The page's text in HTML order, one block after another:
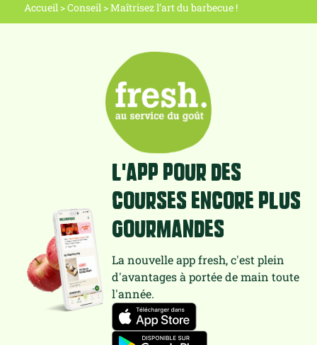
Accueil>Conseil>Maîtrisez l’art du barbecue !
L'app pour des
courses encore plus
gourmandes
La nouvelle app fresh, c'est plein
d'avantages à portée de main toute
l'année.